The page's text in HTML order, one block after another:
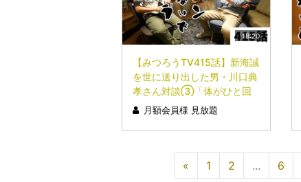
18:20
【みつろうTV415話】新海誠
を世に送り出した男・川口典
孝さん対談③「体がひと回
り小さくなるほどの産みの苦
か？」〜」
月額会員様 見放題
« 1 2 ... 6